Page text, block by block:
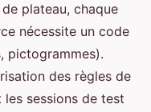
plateau, chaque
nécessite un code
pictogrammes).
des règles de
sessions de test